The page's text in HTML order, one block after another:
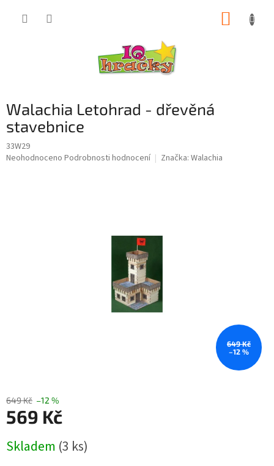
Walachia Letohrad - dřevěná
stavebnice
33W29
Průměrné
Neohodnoceno Podrobnosti hodnocení Značka: Walachia
649 Kč
–12 %
649 Kč –12 %
569 Kč
cena:
Skladem (3 ks)